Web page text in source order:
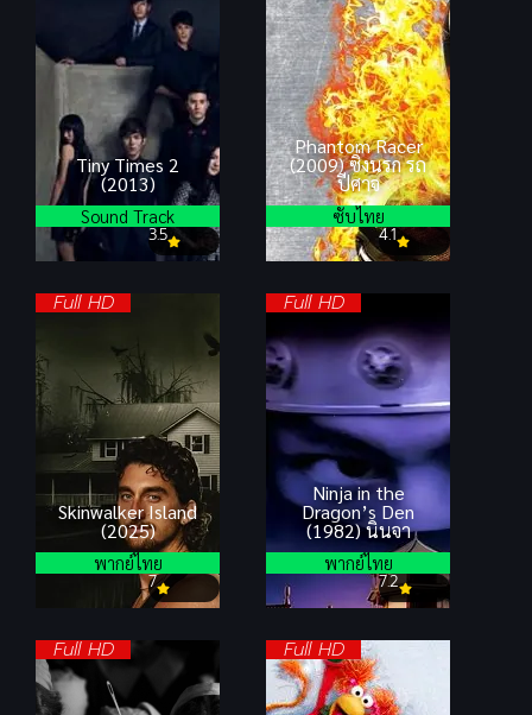
Tiny Times 2
(2013)
3.5
Sound Track
Phantom Racer
(2009) ซิ่งนรก รถ
ปีศาจ
4.1
ซับไทย
Full HD
Skinwalker Island
(2025)
7
พากย์ไทย
Full HD
Ninja in the
Dragon’s Den
(1982) นินจา
7.2
พากย์ไทย
Full HD Full HD